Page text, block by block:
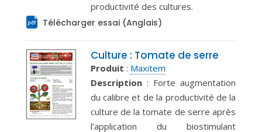
productivité des cultures.
Télécharger essai (Anglais)
Culture : Tomate de serre
Produit : Maxitem
Description : Forte augmentation
du calibre et de la productivité de la
culture de la tomate de serre après
l’application du biostimulant